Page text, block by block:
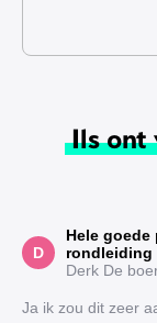
Ils ont
D
Hele
rondleiding
Derk De
Ja ik zou dit zeer